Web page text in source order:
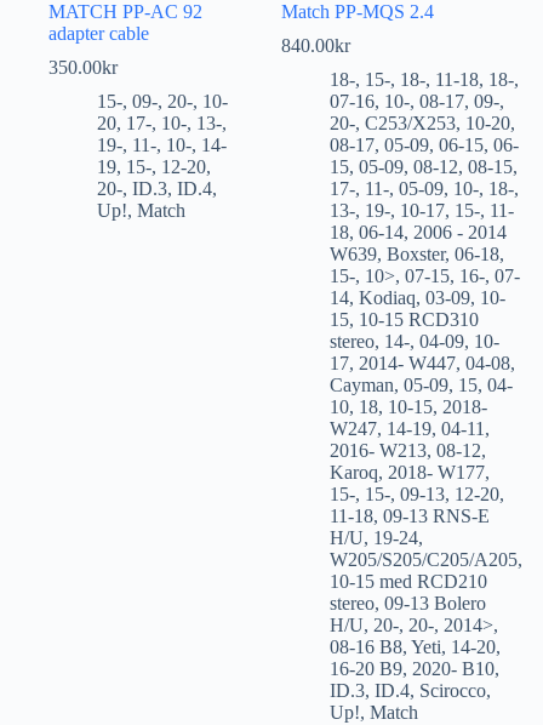
MATCH PP-AC 92
adapter cable
350.00kr
15-, 09-, 20-, 10-
20, 17-, 10-, 13-,
19-, 11-, 10-, 14-
19, 15-, 12-20,
20-, ID.3, ID.4,
Up!, Match
Match PP-MQS 2.4
840.00kr
18-, 15-, 18-, 11-18, 18-,
07-16, 10-,08-17,09-,
20-,C253/X253, 10-20,
08-17,05-09,06-15,06-
15,05-09,08-12,08-15,
17-, 11-,05-09, 10-, 18-,
13-, 19-, 10-17, 15-, 11-
18,06-14, 2006 - 2014
W639,Boxster,06-18,
15-, 10>,07-15, 16-,07-
14,Kodiaq,03-09, 10-
15, 10-15 RCD310
stereo, 14-,04-09, 10-
17, 2014- W447,04-08,
Cayman,05-09, 15,04-
10, 18, 10-15, 2018-
W247, 14-19,04-11 ,
2016- W213,08-12,
Karoq, 2018- W177,
15-, 15-,09-13, 12-20,
11-18,09-13 RNS-E
H/U, 19-24,
W205/S205/C205/A205,
10-15 med RCD210
stereo,09-13 Bolero
H/U, 20-, 20-, 2014>,
08-16 B8,Yeti, 14-20,
16-20 B9, 2020- B10,
ID.3,ID.4, Scirocco,
Up!,Match